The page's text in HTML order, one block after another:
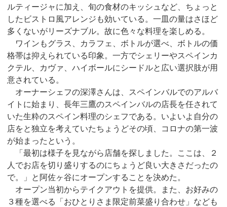
ルティージャに加え、旬の食材のキッシュなど、ちょっと
したビストロ風アレンジも効いている。一皿の量はさほど
多くないがリーズナブル。故に色々な料理を楽しめる。
ワインもグラス、カラフェ、ボトルが選べ、ボトルの価
格帯は抑えられている印象。一方でシェリーやスペインカ
クテル、カヴァ、ハイボールにシードルと広い選択肢が用
意されている。
オーナーシェフの深澤さんは、スペインバルでのアルバ
イトに始まり、長年三鷹のスペインバルの店長を任されて
いた生粋のスペイン料理のシェフである。いよいよ自分の
店をと独立を考えていたちょうどその頃、コロナの第一波
が始まったという。
「最初は様子を見ながら店舗を探しました。ここは、２
人でお店を切り盛りするのにちょうど良い大きさだったの
で。」と阿佐ヶ谷にオープンすることを決めた。
オープン当初からテイクアウトを提供。また、お好みの
３種を選べる「おひとりさま限定前菜盛り合わせ」なども